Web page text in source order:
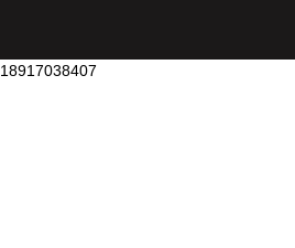
18917038407